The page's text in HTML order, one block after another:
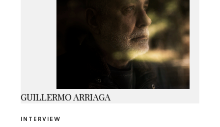
SP17_NW_NIKEXFKA_TWIGS
GUILLERMO ARRIAGA
INTERVIEW